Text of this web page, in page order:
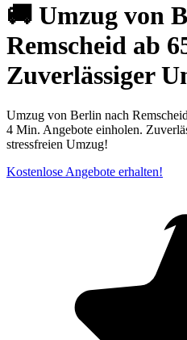
🚚 Umzug von
Remscheid ab
Zuverlässiger
Umzug von Berlin nach
4 Min. Angebote einholen.
stressfreien Umzug!
Kostenlose Angebote erhalten!